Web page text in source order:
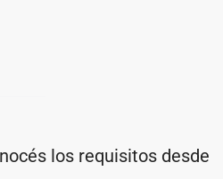
los requisitos desde